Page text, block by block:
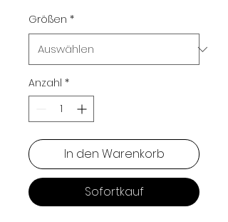
Größen *
Anzahl *
In den Warenkorb
Sofortkauf